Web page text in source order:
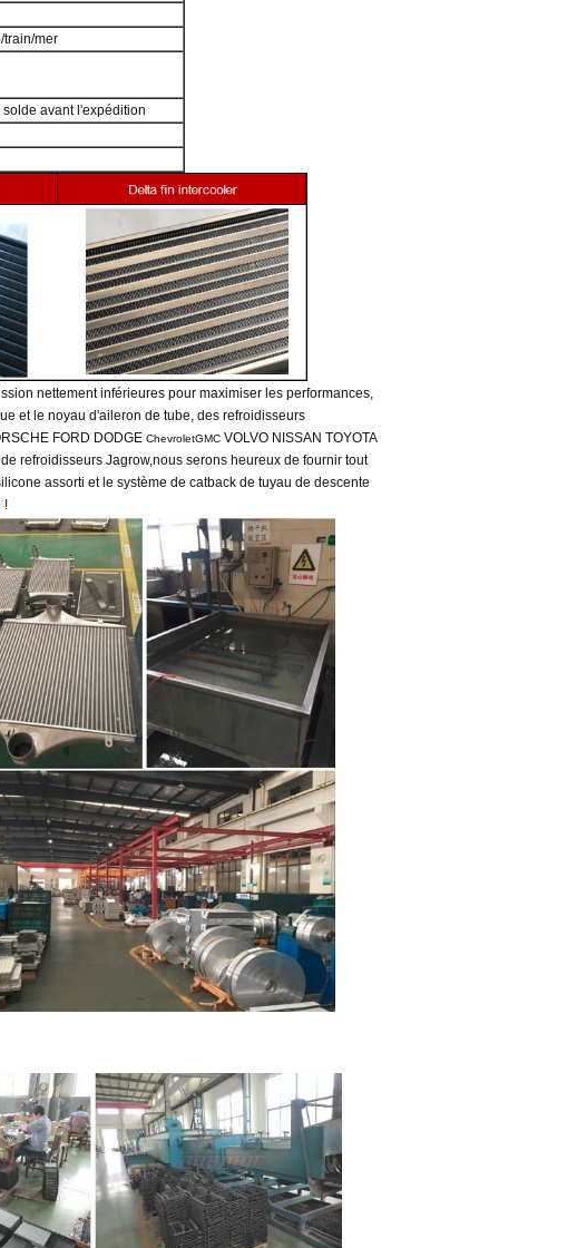
train/mer
avant l'expédition
nettement inférieures pour maximiser les performances,
et le noyau d'aileron de tube, des refroidisseurs
FORD DODGEChevroletGMCVOLVO NISSAN TOYOTA
refroidisseurs Jagrow,nous serons heureux de fournir tout
assorti et le système de catback de tuyau de descente
!